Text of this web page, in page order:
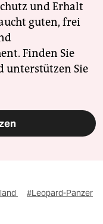
und Erhalt
guten, frei
Finden Sie
unterstützen Sie
#Leopard-Panzer